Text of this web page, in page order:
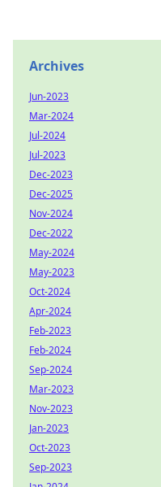
Archives
Jun-2023
Mar-2024
Jul-2024
Jul-2023
Dec-2023
Dec-2025
Nov-2024
Dec-2022
May-2024
May-2023
Oct-2024
Apr-2024
Feb-2023
Feb-2024
Sep-2024
Mar-2023
Nov-2023
Jan-2023
Oct-2023
Sep-2023